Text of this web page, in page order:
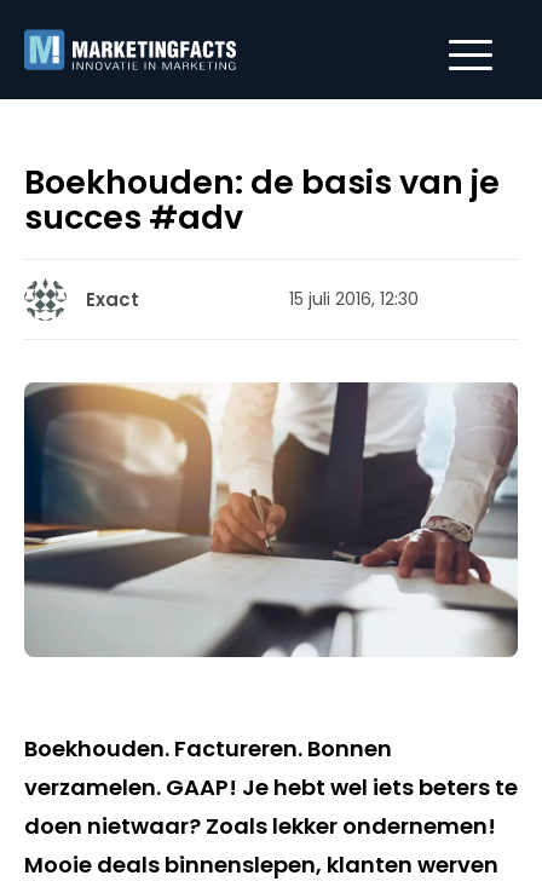
Boekhouden: de basis van je
succes #adv
Exact 15 juli 2016, 12:30
Boekhouden. Factureren. Bonnen
verzamelen. GAAP! Je hebt wel iets beters te
doen nietwaar? Zoals lekker ondernemen!
Mooie deals binnenslepen, klanten werven